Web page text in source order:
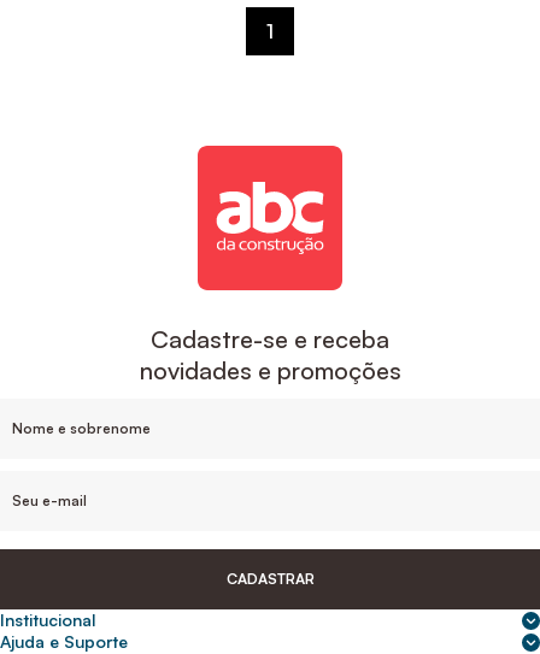
1
Cadastre-se e receba
novidades e promoções
CADASTRAR
Institucional
Sobre nós
Ajuda e Suporte